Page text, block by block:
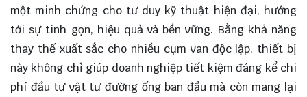
một minh chứng cho tư duy kỹ thuật hiện đại, hướng
tới sự tinh gọn, hiệu quả và bền vững. Bằng khả năng
thay thế xuất sắc cho nhiều cụm van độc lập, thiết bị
này không chỉ giúp doanh nghiệp tiết kiệm đáng kể chi
phí đầu tư vật tư đường ống ban đầu mà còn mang lại